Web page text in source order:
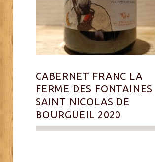
CABERNET FRANC LA
FERME DES FONTAINES
SAINT NICOLAS DE
BOURGUEIL 2020